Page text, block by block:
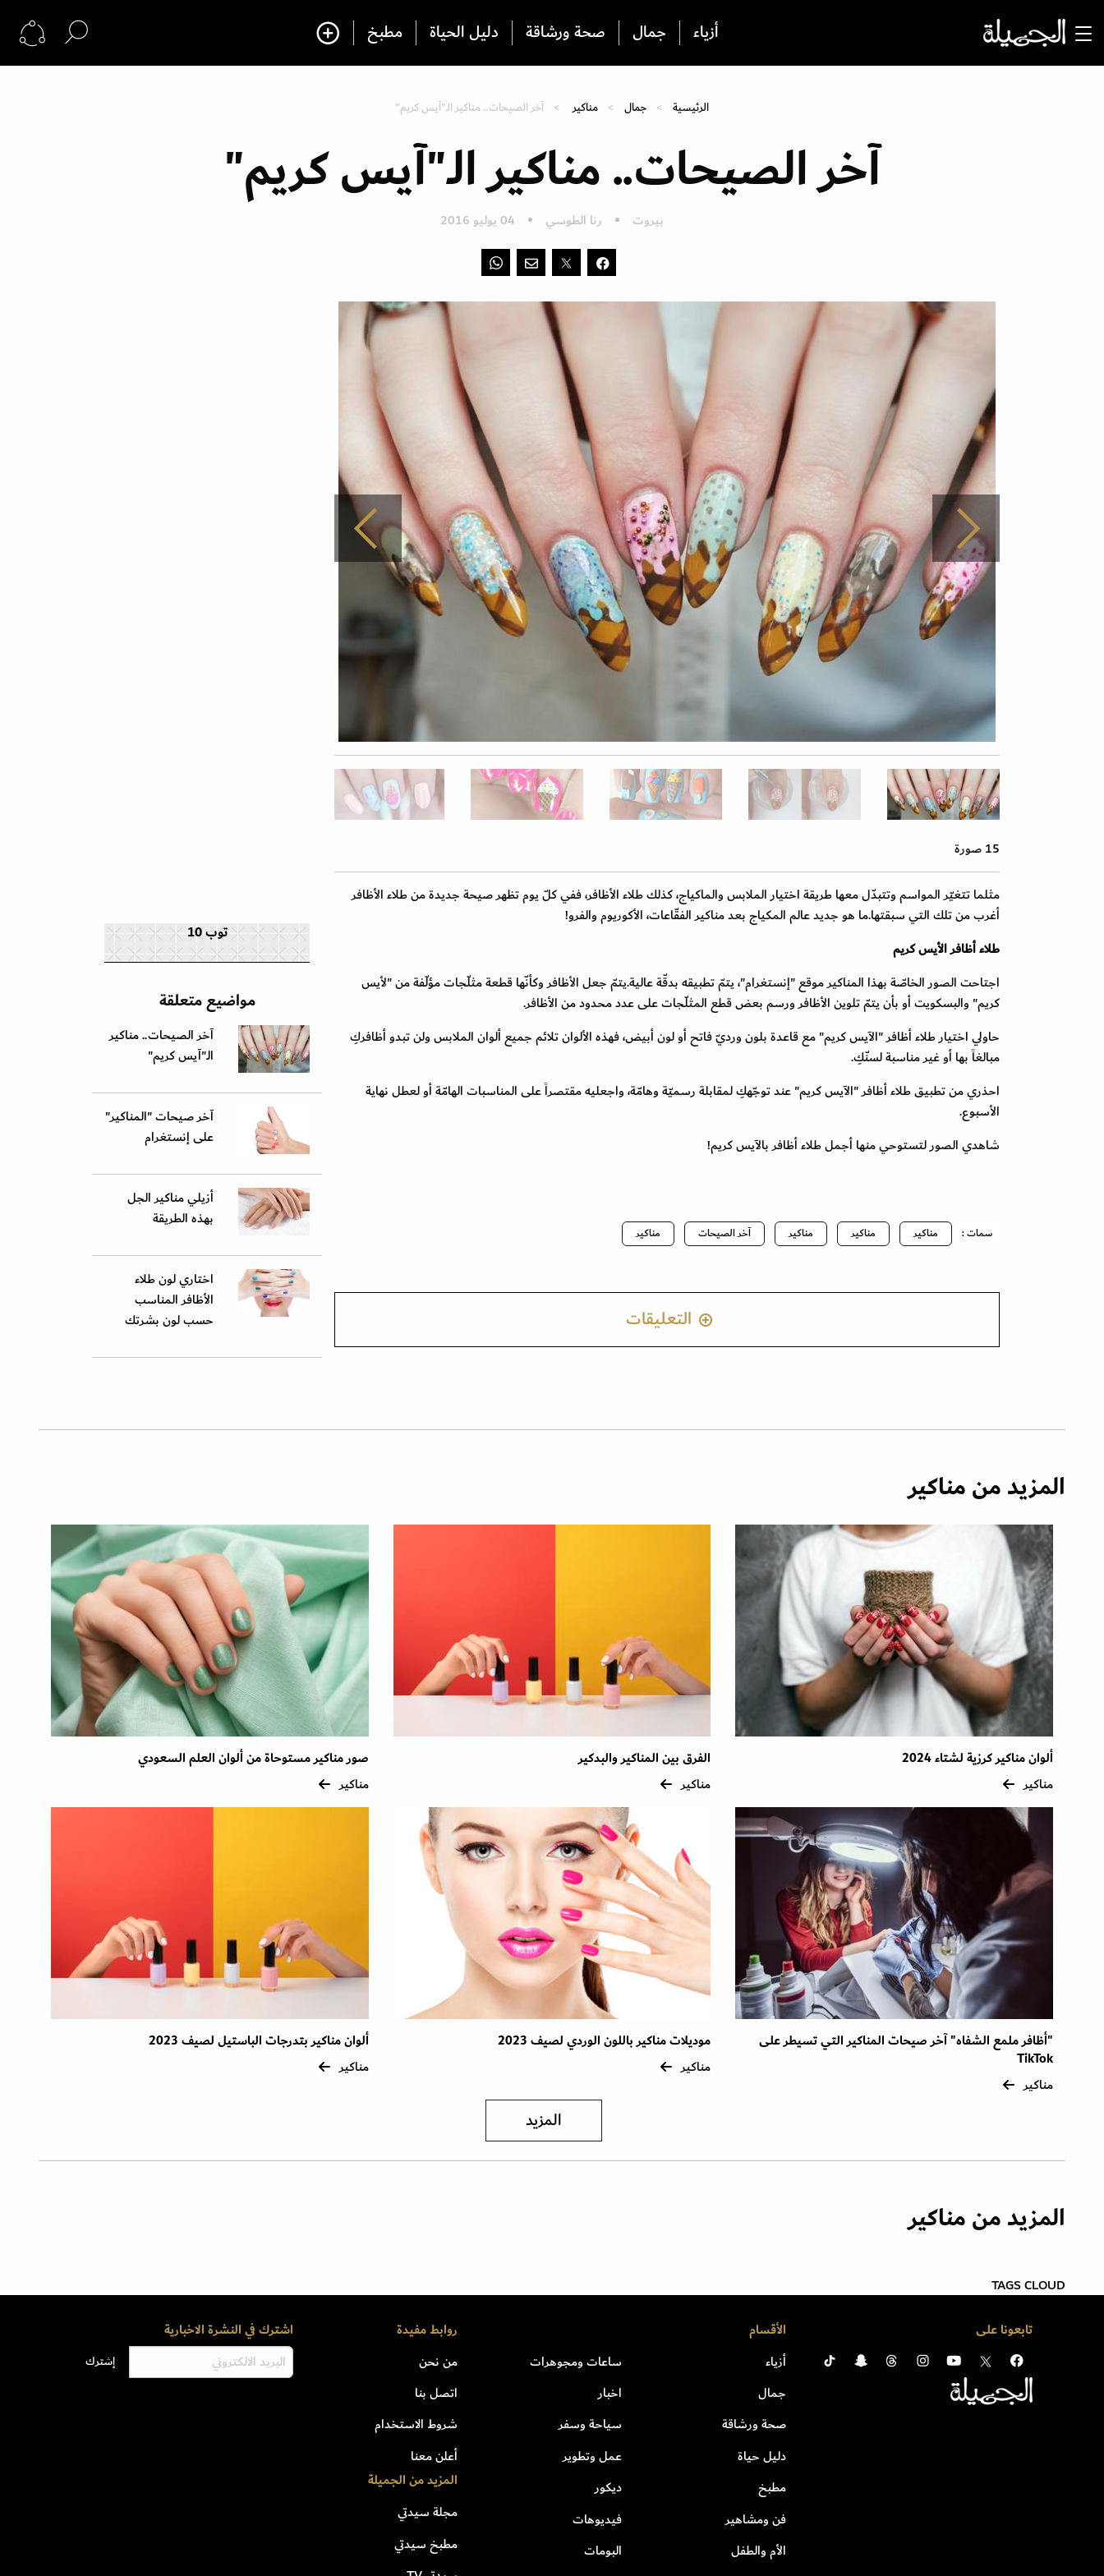
أزياء جمال صحة ورشاقة دليل الحياة مطبخ
الرئيسية جمال مناكير آخر الصيحات.. مناكير الـ"آيس كريم"
آخر الصيحات.. مناكير الـ"آيس كريم"
بيروت رنا الطوسي 04 يوليو 2016
15 صورة
مثلما تتغيّر المواسم وتتبدّل معها طريقة اختيار الملابس والماكياج، كذلك طلاء الأظافر، ففي كلّ يوم تظهر صيحة جديدة من طلاء الأظافر
أغرب من تلك التي سبقتها.ما هو جديد عالم المكياج بعد مناكير الفقّاعات، الأكوريوم والفرو!
طلاء أظافر الأيس كريم
اجتاحت الصور الخاصّة بهذا المناكير موقع "إنستغرام"، يتمّ تطبيقه بدقّة عالية.يتمّ جعل الأظافر وكأنّها قطعة مثلّجات مؤلّفة من "لأيس
كريم" والبسكويت أو بأن يتمّ تلوين الأظافر ورسم بعض قطع المثلّجات على عدد محدود من الأظافر.
حاولي اختيار طلاء أظافر "الآيس كريم" مع قاعدة بلون ورديّ فاتح أو لون أبيض، فهذه الألوان تلائم جميع ألوان الملابس ولن تبدو أظافركِ
مبالغاً بها أو غير مناسبة لسنّكِ.
احذري من تطبيق طلاء أظافر "الآيس كريم" عند توجّهكِ لمقابلة رسميّة وهامّة، واجعليه مقتصراً على المناسبات الهامّة أو لعطل نهاية
الأسبوع.
شاهدي الصور لتستوحي منها أجمل طلاء أظافر بالآيس كريم!
سمات : مناكير مناكير مناكير آخر الصيحات مناكير
التعليقات
توب 10
مواضيع متعلقة
آخر الصيحات.. مناكير
الـ"آيس كريم"
آخر صيحات "المناكير"
على إنستغرام
أزيلي مناكير الجل
بهذه الطريقة
اختاري لون طلاء
الأظافر المناسب
حسب لون بشرتك
المزيد من مناكير
ألوان مناكير كرزية لشتاء 2024
مناكير
الفرق بين المناكير والبدكير
مناكير
صور مناكير مستوحاة من ألوان العلم السعودي
مناكير
"أظافر ملمع الشفاه" آخر صيحات المناكير التي تسيطر على
TikTok
مناكير
موديلات مناكير باللون الوردي لصيف 2023
مناكير
ألوان مناكير بتدرجات الباستيل لصيف 2023
مناكير
المزيد
المزيد من مناكير
TAGS CLOUD
تابعونا على الأقسام
أزياء
جمال
صحة ورشاقة
دليل حياة
مطبخ
فن ومشاهير
الأم والطفل
ساعات ومجوهرات
اخبار
سياحة وسفر
عمل وتطوير
ديكور
فيديوهات
البومات
روابط مفيدة
من نحن
اتصل بنا
شروط الاستخدام
أعلن معنا
المزيد من الجميلة
مجلة سيدتي
مطبخ سيدتي
اشترك في النشرة الاخبارية